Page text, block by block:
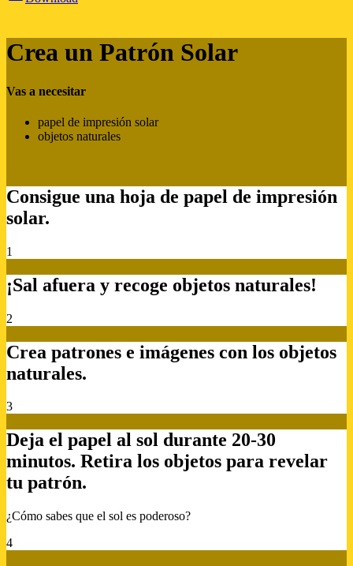
Crea un Patrón Solar
Vas a necesitar
papel de impresión solar
objetos naturales
Consigue una hoja de papel de impresión
solar.
1
¡Sal afuera y recoge objetos naturales!
2
Crea patrones e imágenes con los objetos
naturales.
3
Deja el papel al sol durante 20-30
minutos. Retira los objetos para revelar
tu patrón.
¿Cómo sabes que el sol es poderoso?
4